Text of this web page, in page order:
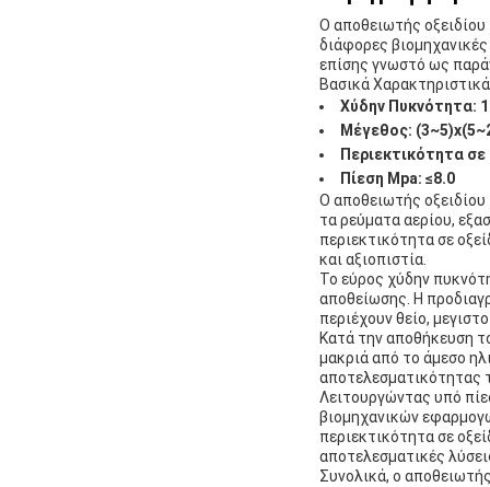
Ο αποθειωτής οξειδίου
διάφορες
επίσης γνωστό ως
Βασικά
Χύδην Πυκνότητα:
Μέγεθος:
Περιεκτικότητα
Πίεση Mpa: ≤8.0
Ο αποθειωτής οξειδίου
τα ρεύματα αερίου,
περιεκτικότητα σε
και αξιοπιστία.
Το εύρος χύδην
αποθείωσης. Η
περιέχουν θείο,
Κατά την αποθήκευση
μακριά από το άμεσο
αποτελεσματικότητας
Λειτουργώντας υπό
βιομηχανικών
περιεκτικότητα σε
αποτελεσματικές
Συνολικά, ο